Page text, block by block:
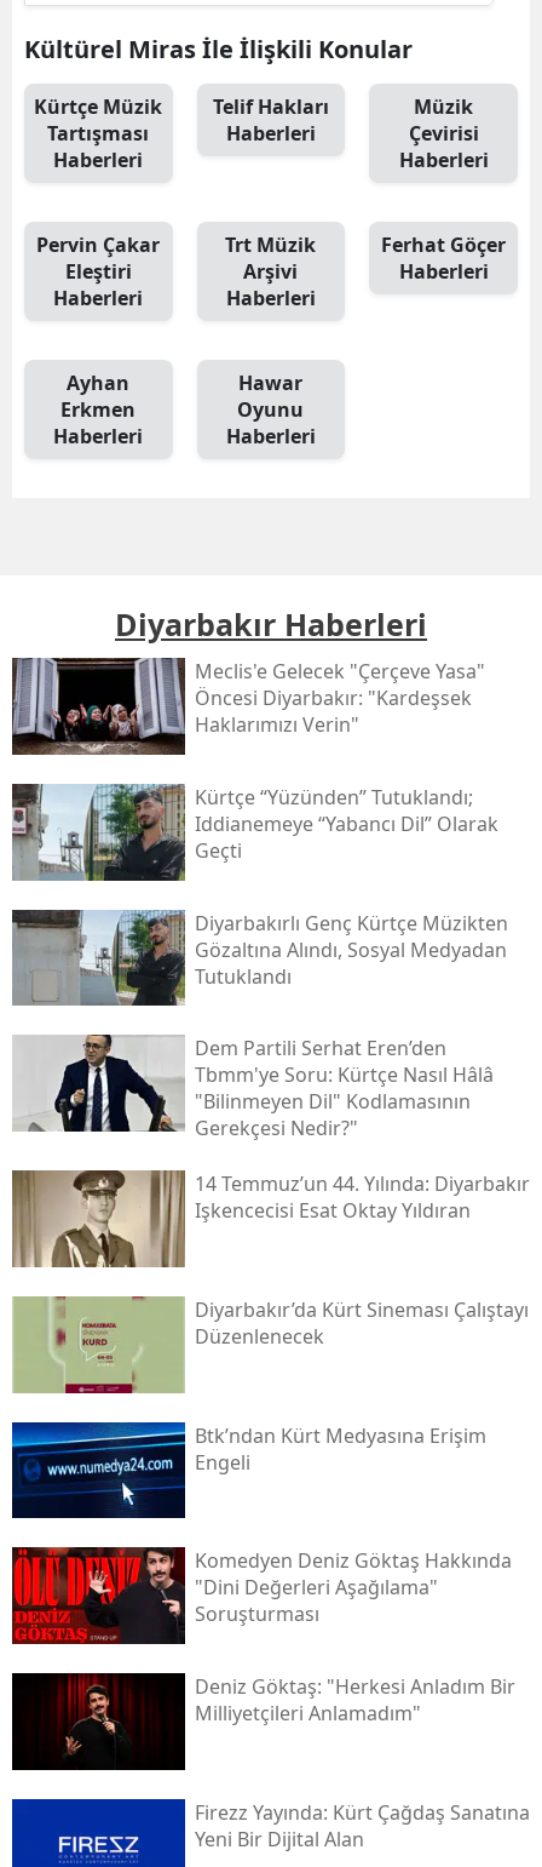
Kültürel Miras İle İlişkili Konular
Kürtçe Müzik
Tartışması
Haberleri
Telif Hakları
Haberleri
Müzik
Çevirisi
Haberleri
Pervin Çakar
Eleştiri
Haberleri
Trt Müzik
Arşivi
Haberleri
Ferhat Göçer
Haberleri
Ayhan
Erkmen
Haberleri
Hawar
Oyunu
Haberleri
Diyarbakır Haberleri
Meclis'e Gelecek "çerçeve Yasa"
Öncesi Diyarbakır: "kardeşsek
Haklarımızı Verin"
Kürtçe “yüzünden” Tutuklandı;
Iddianemeye “yabancı Dil” Olarak
Geçti
Diyarbakırlı Genç Kürtçe Müzikten
Gözaltına Alındı, Sosyal Medyadan
Tutuklandı
Dem Partili Serhat Eren’den
Tbmm'ye Soru: Kürtçe Nasıl Hâlâ
"bilinmeyen Dil" Kodlamasının
Gerekçesi Nedir?"
14 Temmuz’un 44. Yılında: Diyarbakır
Işkencecisi Esat Oktay Yıldıran
Diyarbakır’da Kürt Sineması Çalıştayı
Düzenlenecek
Btk’ndan Kürt Medyasına Erişim
Engeli
Komedyen Deniz Göktaş Hakkında
"dini Değerleri Aşağılama"
Soruşturması
Deniz Göktaş: "herkesi Anladım Bir
Milliyetçileri Anlamadım"
Firezz Yayında: Kürt Çağdaş Sanatına
Yeni Bir Dijital Alan